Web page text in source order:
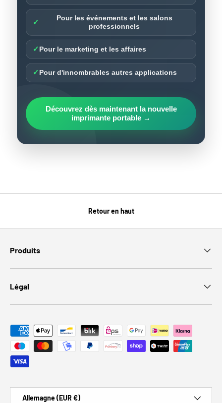
✓
Pour les événements et les salons
professionnels
✓Pour le marketing et les affaires
✓Pour d'innombrables autres applications
Découvrez dès maintenant la nouvelle
imprimante portable →
Retour en haut
Produits
Légal
Moyens de paiement acceptés
Allemagne (EUR €)